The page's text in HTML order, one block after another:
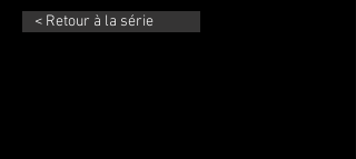
< Retour à la série